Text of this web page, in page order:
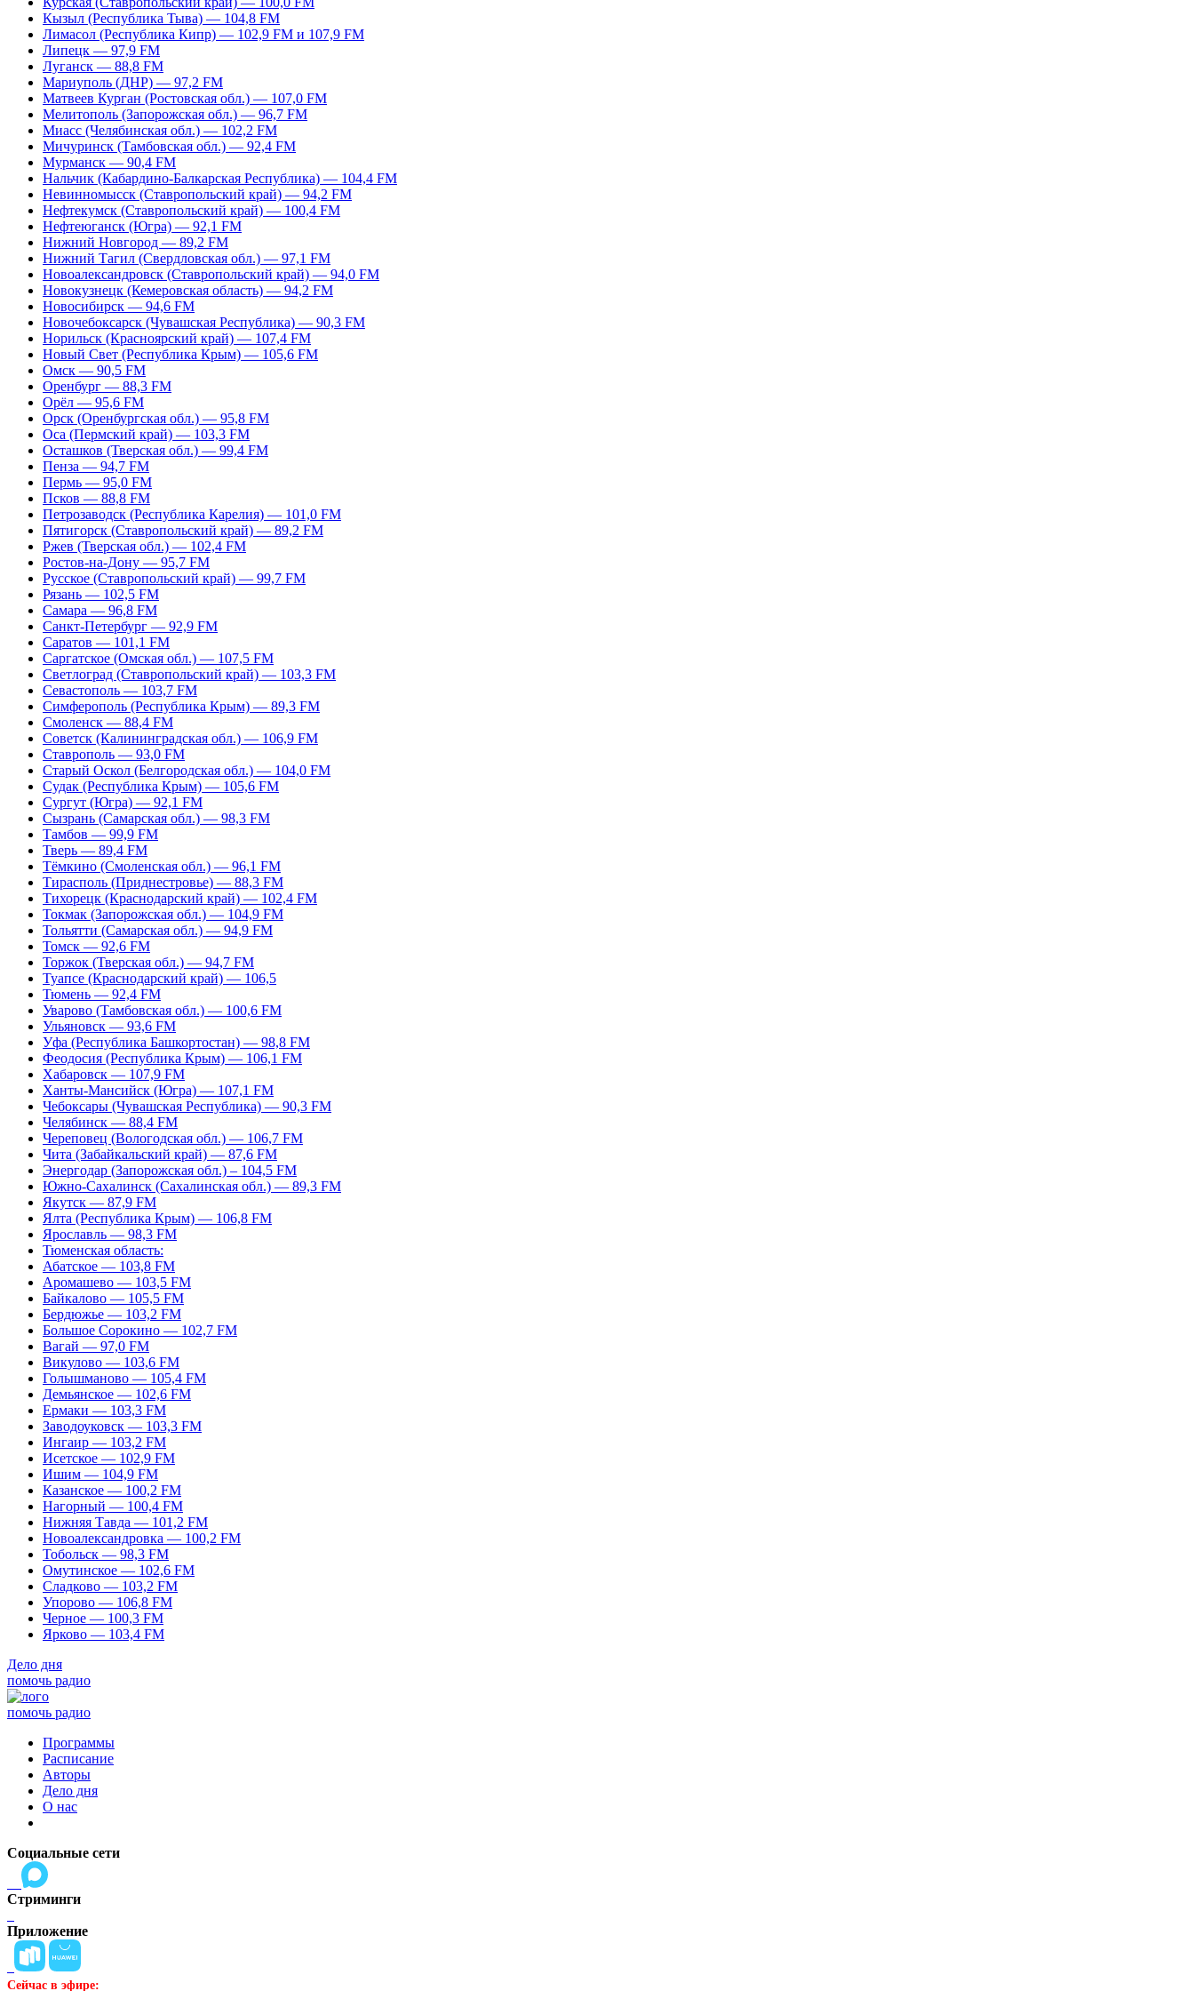
Кызыл (Республика Тыва) — 104,8 FM
Лимасол (Республика Кипр) — 102,9 FM и 107,9 FM
Липецк — 97,9 FM
Луганск — 88,8 FM
Мариуполь (ДНР) — 97,2 FM
Матвеев Курган (Ростовская обл.) — 107,0 FM
Мелитополь (Запорожская обл.) — 96,7 FM
Миасс (Челябинская обл.) — 102,2 FM
Мичуринск (Тамбовская обл.) — 92,4 FM
Мурманск — 90,4 FM
Нальчик (Кабардино-Балкарская Республика) — 104,4 FM
Невинномысск (Ставропольский край) — 94,2 FM
Нефтекумск (Ставропольский край) — 100,4 FM
Нефтеюганск (Югра) — 92,1 FM
Нижний Новгород — 89,2 FM
Нижний Тагил (Свердловская обл.) — 97,1 FM
Новоалександровск (Ставропольский край) — 94,0 FM
Новокузнецк (Кемеровская область) — 94,2 FM
Новосибирск — 94,6 FM
Новочебоксарск (Чувашская Республика) — 90,3 FM
Норильск (Красноярский край) — 107,4 FM
Новый Свет (Республика Крым) — 105,6 FM
Омск — 90,5 FM
Оренбург — 88,3 FM
Орёл — 95,6 FM
Орск (Оренбургская обл.) — 95,8 FM
Оса (Пермский край) — 103,3 FM
Осташков (Тверская обл.) — 99,4 FM
Пенза — 94,7 FM
Пермь — 95,0 FM
Псков — 88,8 FM
Петрозаводск (Республика Карелия) — 101,0 FM
Пятигорск (Ставропольский край) — 89,2 FM
Ржев (Тверская обл.) — 102,4 FM
Ростов-на-Дону — 95,7 FM
Русское (Ставропольский край) — 99,7 FM
Рязань — 102,5 FM
Самара — 96,8 FM
Санкт-Петербург — 92,9 FM
Саратов — 101,1 FM
Саргатское (Омская обл.) — 107,5 FM
Светлоград (Ставропольский край) — 103,3 FM
Севастополь — 103,7 FM
Симферополь (Республика Крым) — 89,3 FM
Смоленск — 88,4 FM
Советск (Калининградская обл.) — 106,9 FM
Ставрополь — 93,0 FM
Старый Оскол (Белгородская обл.) — 104,0 FM
Судак (Республика Крым) — 105,6 FM
Сургут (Югра) — 92,1 FM
Сызрань (Самарская обл.) — 98,3 FM
Тамбов — 99,9 FM
Тверь — 89,4 FM
Тёмкино (Смоленская обл.) — 96,1 FM
Тирасполь (Приднестровье) — 88,3 FM
Тихорецк (Краснодарский край) — 102,4 FM
Токмак (Запорожская обл.) — 104,9 FM
Тольятти (Самарская обл.) — 94,9 FM
Томск — 92,6 FM
Торжок (Тверская обл.) — 94,7 FM
Туапсе (Краснодарский край) — 106,5
Тюмень — 92,4 FM
Уварово (Тамбовская обл.) — 100,6 FM
Ульяновск — 93,6 FM
Уфа (Республика Башкортостан) — 98,8 FM
Феодосия (Республика Крым) — 106,1 FM
Хабаровск — 107,9 FM
Ханты-Мансийск (Югра) — 107,1 FM
Чебоксары (Чувашская Республика) — 90,3 FM
Челябинск — 88,4 FM
Череповец (Вологодская обл.) — 106,7 FM
Чита (Забайкальский край) — 87,6 FM
Энергодар (Запорожская обл.) – 104,5 FM
Южно-Сахалинск (Сахалинская обл.) — 89,3 FM
Якутск — 87,9 FM
Ялта (Республика Крым) — 106,8 FM
Ярославль — 98,3 FM
Тюменская область:
Абатское — 103,8 FM
Аромашево — 103,5 FM
Байкалово — 105,5 FM
Бердюжье — 103,2 FM
Большое Сорокино — 102,7 FM
Вагай — 97,0 FM
Викулово — 103,6 FM
Голышманово — 105,4 FM
Демьянское — 102,6 FM
Ермаки — 103,3 FM
Заводоуковск — 103,3 FM
Ингаир — 103,2 FM
Исетское — 102,9 FM
Ишим — 104,9 FM
Казанское — 100,2 FM
Нагорный — 100,4 FM
Нижняя Тавда — 101,2 FM
Новоалександровка — 100,2 FM
Тобольск — 98,3 FM
Омутинское — 102,6 FM
Сладково — 103,2 FM
Упорово — 106,8 FM
Черное — 100,3 FM
Ярково — 103,4 FM
Дело дня
помочь радио
помочь радио
Программы
Расписание
Авторы
Дело дня
О нас
Социальные сети
Стриминги
Приложение
Сейчас в эфире: